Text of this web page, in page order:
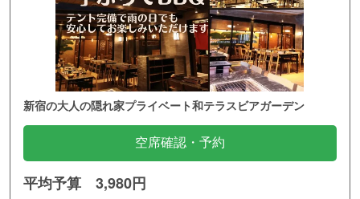
新宿の大人の隠れ家プライベート和テラスビアガーデン
空席確認・予約
平均予算 3,980円